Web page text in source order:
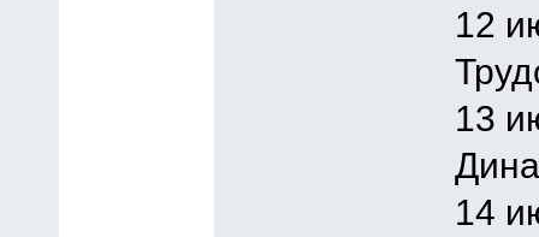
12
13
14